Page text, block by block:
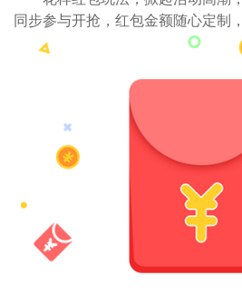
同步参与开抢，红包金额随心定制